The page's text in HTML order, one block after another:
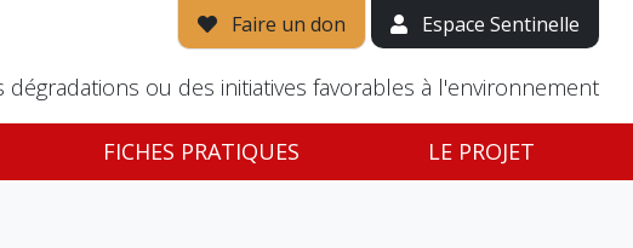
Faire un don Espace Sentinelle
dégradations ou des initiatives favorables à l'environnement
FICHES PRATIQUES LE PROJET